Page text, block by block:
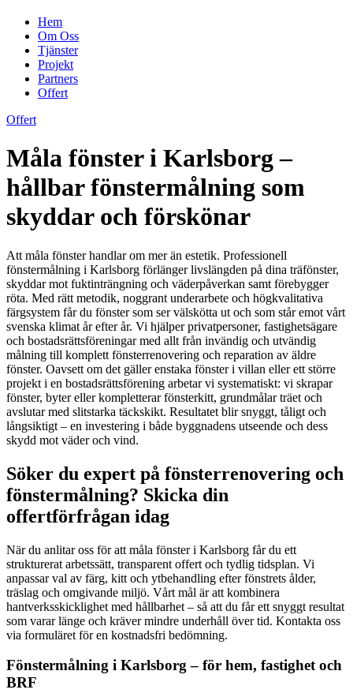
Hem
Om Oss
Tjänster
Projekt
Partners
Offert
Offert
Måla fönster i Karlsborg –
hållbar fönstermålning som
skyddar och förskönar
Att måla fönster handlar om mer än estetik. Professionell
fönstermålning i Karlsborg förlänger livslängden på dina träfönster,
skyddar mot fuktinträngning och väderpåverkan samt förebygger
röta. Med rätt metodik, noggrant underarbete och högkvalitativa
färgsystem får du fönster som ser välskötta ut och som står emot vårt
svenska klimat år efter år. Vi hjälper privatpersoner, fastighetsägare
och bostadsrättsföreningar med allt från invändig och utvändig
målning till komplett fönsterrenovering och reparation av äldre
fönster. Oavsett om det gäller enstaka fönster i villan eller ett större
projekt i en bostadsrättsförening arbetar vi systematiskt: vi skrapar
fönster, byter eller kompletterar fönsterkitt, grundmålar träet och
avslutar med slitstarka täckskikt. Resultatet blir snyggt, tåligt och
långsiktigt – en investering i både byggnadens utseende och dess
skydd mot väder och vind.
Söker du expert på fönsterrenovering och
fönstermålning? Skicka din
offertförfrågan idag
När du anlitar oss för att måla fönster i Karlsborg får du ett
strukturerat arbetssätt, transparent offert och tydlig tidsplan. Vi
anpassar val av färg, kitt och ytbehandling efter fönstrets ålder,
träslag och omgivande miljö. Vårt mål är att kombinera
hantverksskicklighet med hållbarhet – så att du får ett snyggt resultat
som varar länge och kräver mindre underhåll över tid. Kontakta oss
via formuläret för en kostnadsfri bedömning.
Fönstermålning i Karlsborg – för hem, fastighet och
BRF